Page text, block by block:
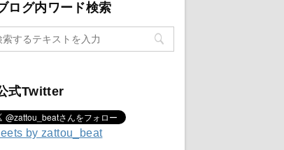
ログ内ワード検索
式Twitter
by zattou_beat